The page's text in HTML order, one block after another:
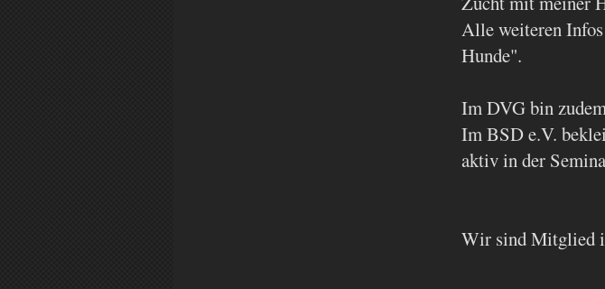
Alle weiteren
Hunde".
Im DVG bin
Im BSD e.V.
aktiv in der
Wir sind Mitglied